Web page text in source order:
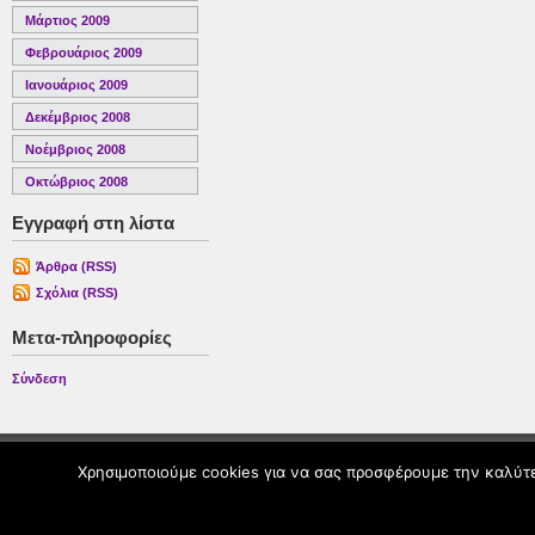
Μάρτιος 2009
Φεβρουάριος 2009
Ιανουάριος 2009
Δεκέμβριος 2008
Νοέμβριος 2008
Οκτώβριος 2008
Εγγραφή στη λίστα
Άρθρα (RSS)
Σχόλια (RSS)
Μετα-πληροφορίες
Σύνδεση
Χρησιμοποιούμε cookies για να σας προσφέρουμε την